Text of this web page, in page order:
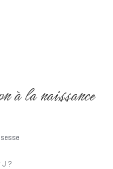
à la naissance​
J ?